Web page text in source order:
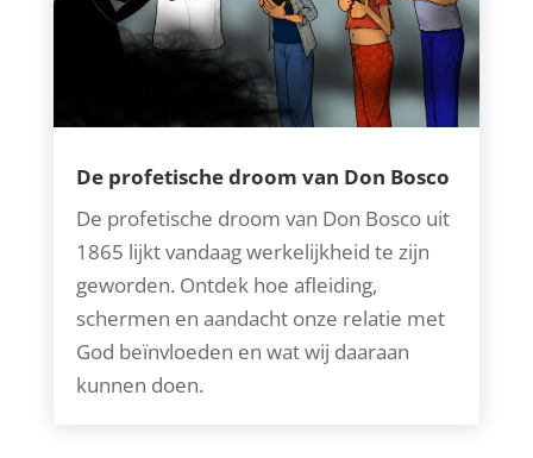
De profetische droom van Don Bosco
De profetische droom van Don Bosco uit
1865 lijkt vandaag werkelijkheid te zijn
geworden. Ontdek hoe afleiding,
schermen en aandacht onze relatie met
God beïnvloeden en wat wij daaraan
kunnen doen.